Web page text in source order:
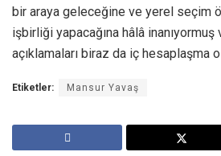
bir araya geleceğine ve yerel seçim
işbirliği yapacağına hâlâ inanıyormuş
açıklamaları biraz da iç hesaplaşma
Etiketler: Mansur Yavaş